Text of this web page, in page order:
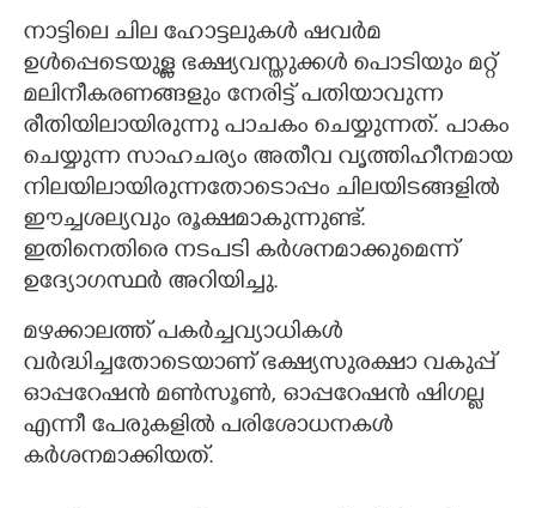
നാട്ടിലെ ചില ഹോട്ടലുകൾ ഷവർമ
ഉൾപ്പെടെയുള്ള ഭക്ഷ്യവസ്തുക്കൾ പൊടിയും മറ്റ്
മലിനീകരണങ്ങളും നേരിട്ട് പതിയാവുന്ന
രീതിയിലായിരുന്നു പാചകം ചെയ്യുന്നത്. പാകം
ചെയ്യുന്ന സാഹചര്യം അതീവ വൃത്തിഹീനമായ
നിലയിലായിരുന്നതോടൊപ്പം ചിലയിടങ്ങളിൽ
ഈച്ചശല്യവും രൂക്ഷമാകുന്നുണ്ട്.
ഇതിനെതിരെ നടപടി കർശനമാക്കുമെന്ന്
ഉദ്യോഗസ്ഥർ അറിയിച്ചു.
മഴക്കാലത്ത് പകർച്ചവ്യാധികൾ
വർദ്ധിച്ചതോടെയാണ് ഭക്ഷ്യസുരക്ഷാ വകുപ്പ്
ഓപ്പറേഷൻ മൺസൂൺ, ഓപ്പറേഷൻ ഷിഗല്ല
എന്നീ പേരുകളിൽ പരിശോധനകൾ
കർശനമാക്കിയത്.